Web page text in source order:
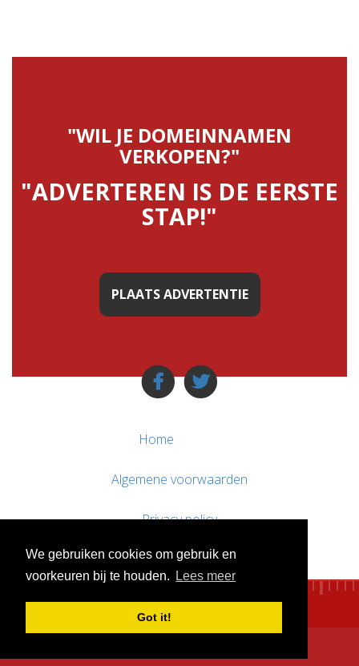
We gebruiken cookies om gebruik en
voorkeuren bij te houden.
Lees meer
Got it!
"WIL JE DOMEINNAMEN
VERKOPEN?"
"ADVERTEREN IS DE EERSTE
STAP!"
PLAATS ADVERTENTIE
Home
Algemene voorwaarden
Privacy policy
Contact / Support